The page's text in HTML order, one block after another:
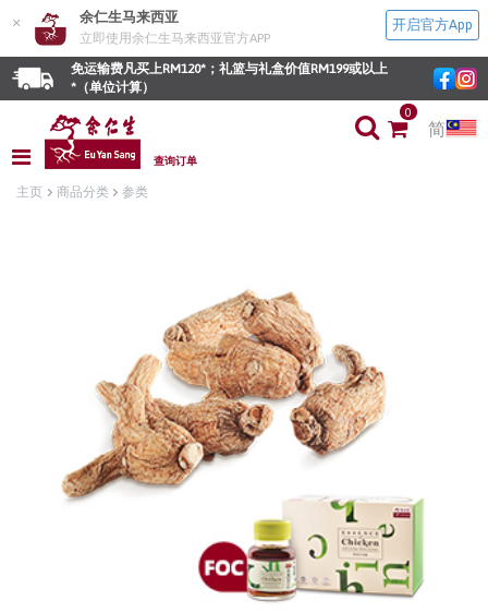
× 余仁生马来西亚
立即使用余仁生马来西亚官方APP
开启官方App
免运输费凡买上RM120*；礼篮与礼盒价值RM199或以上
*（单位计算）
查询订单
0
简
主页 商品分类 参类